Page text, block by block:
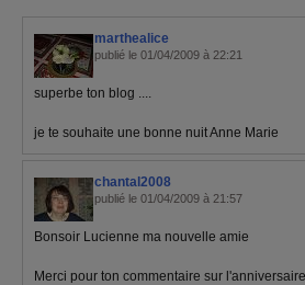
marthealice
publié le 01/04/2009 à 22:21
superbe ton blog ....
je te souhaite une bonne nuit Anne Marie
chantal2008
publié le 01/04/2009 à 21:57
Bonsoir Lucienne ma nouvelle amie
Merci pour ton commentaire sur